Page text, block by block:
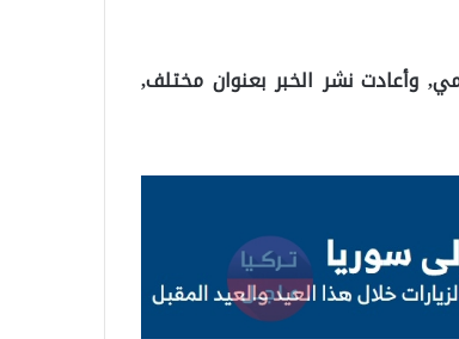
وأعادت نشر الخبر بعنوان مختلف,